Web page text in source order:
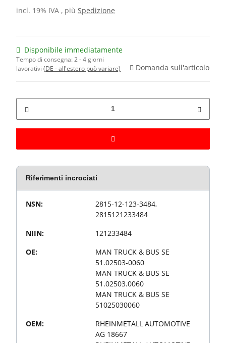
incl. 19% IVA , più Spedizione
Disponibile immediatamente
Tempo di consegna:2 - 4 giorni
lavorativi (DE - all'estero può variare) Domanda sull'articolo
Riferimenti incrociati
Proprietà articolo
Valore
NSN:
2815-12-123-3484,
2815121233484
NIIN:
121233484
OE:
MAN TRUCK & BUS SE
51.02503-0060
MAN TRUCK & BUS SE
51.02503.0060
MAN TRUCK & BUS SE
51025030060
OEM:
RHEINMETALL AUTOMOTIVE
AG 18667